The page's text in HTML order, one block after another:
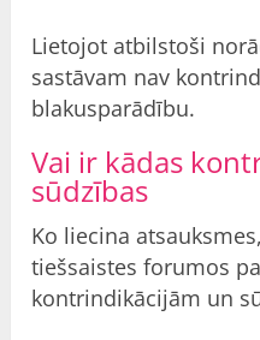
Lietojot atbilstoši
sastāvam nav
blakusparādību.
Vai ir kādas
sūdzības
Ko liecina
tiešsaistes forumos
kontrindikācijām un